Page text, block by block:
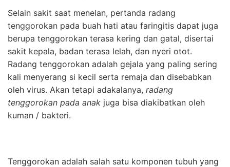
Selain sakit saat menelan, pertanda radang
tenggorokan pada buah hati atau faringitis dapat juga
berupa tenggorokan terasa kering dan gatal, disertai
sakit kepala, badan terasa lelah, dan nyeri otot.
Radang tenggorokan adalah gejala yang paling sering
kali menyerang si kecil serta remaja dan disebabkan
oleh virus. Akan tetapi adakalanya, radang
tenggorokan pada anak juga bisa diakibatkan oleh
kuman / bakteri.
Tenggorokan adalah salah satu komponen tubuh yang